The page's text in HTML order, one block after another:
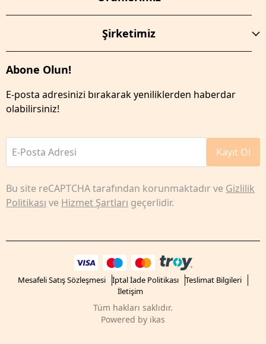
Şirketimiz
Abone Olun!
E-posta adresinizi bırakarak yeniliklerden haberdar
olabilirsiniz!
E-Posta Adresi Kayıt Ol
Bu site reCAPTCHA tarafından korunmaktadır ve Gizlilik
Politikası ve Hizmet Şartları geçerlidir.
Mesafeli Satış Sözleşmesi İptal İade Politikası
Teslimat Bilgileri
İletişim
Tüm hakları saklıdır.
Powered by ikas